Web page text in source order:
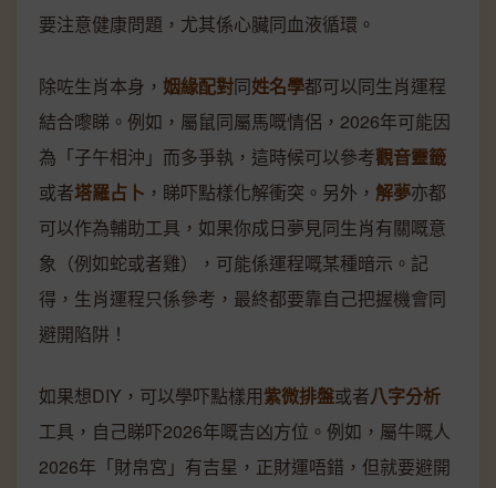
要注意健康問題，尤其係心臟同血液循環。
除咗生肖本身， 姻緣配對同姓名學都可以同生肖運程
結合嚟睇。例如，屬鼠同屬馬嘅情侶，2026年可能因
為「子午相沖」而多爭執，這時候可以參考觀音靈籤
或者塔羅占卜 ，睇吓點樣化解衝突。另外， 解夢亦都
可以作為輔助工具，如果你成日夢見同生肖有關嘅意
象（例如蛇或者雞），可能係運程嘅某種暗示。記
得，生肖運程只係參考，最終都要靠自己把握機會同
避開陷阱！
如果想DIY，可以學吓點樣用紫微排盤或者八字分析
工具，自己睇吓2026年嘅吉凶方位。例如，屬牛嘅人
2026年「財帛宮」有吉星，正財運唔錯，但就要避開